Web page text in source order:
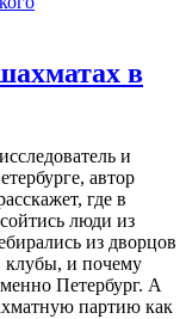
в
и
автор
где в
люди из
из дворцов
клубы, и почему
Петербург. А
партию как